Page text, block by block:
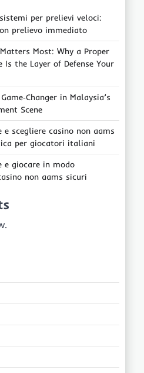
per prelievi veloci:
prelievo immediato
Most: Why a Proper
Is the Layer of Defense Your
in Malaysia’s
Scene
e scegliere casino non aams
per giocatori italiani
e giocare in modo
non aams sicuri